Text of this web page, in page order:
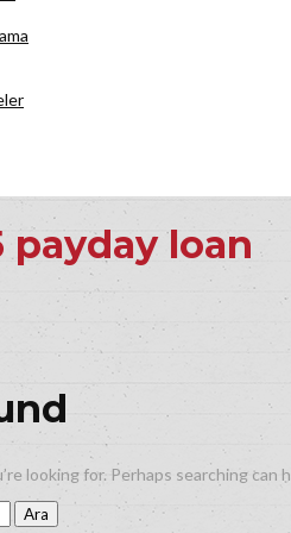
payday loan
looking for. Perhaps searching can